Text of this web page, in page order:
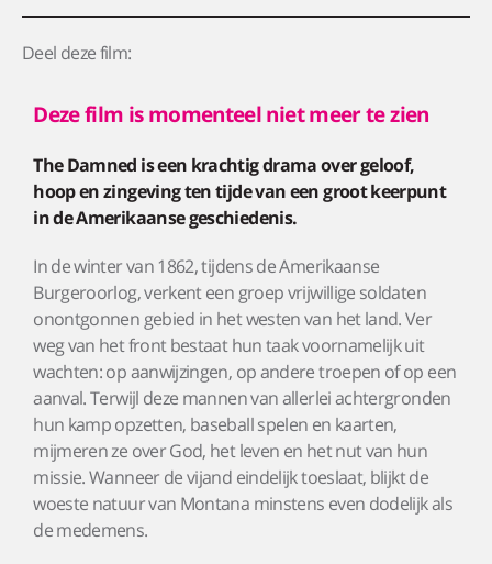
Deel deze film:
Deze film is momenteel niet meer te zien
The Damned is een krachtig drama over geloof,
hoop en zingeving ten tijde van een groot keerpunt
in de Amerikaanse geschiedenis.
In de winter van 1862, tijdens de Amerikaanse
Burgeroorlog, verkent een groep vrijwillige soldaten
onontgonnen gebied in het westen van het land. Ver
weg van het front bestaat hun taak voornamelijk uit
wachten: op aanwijzingen, op andere troepen of op een
aanval. Terwijl deze mannen van allerlei achtergronden
hun kamp opzetten, baseball spelen en kaarten,
mijmeren ze over God, het leven en het nut van hun
missie. Wanneer de vijand eindelijk toeslaat, blijkt de
woeste natuur van Montana minstens even dodelijk als
de medemens.